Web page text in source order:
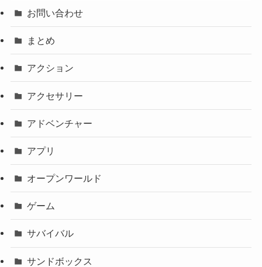
お問い合わせ
まとめ
アクション
アクセサリー
アドベンチャー
アプリ
オープンワールド
ゲーム
サバイバル
サンドボックス